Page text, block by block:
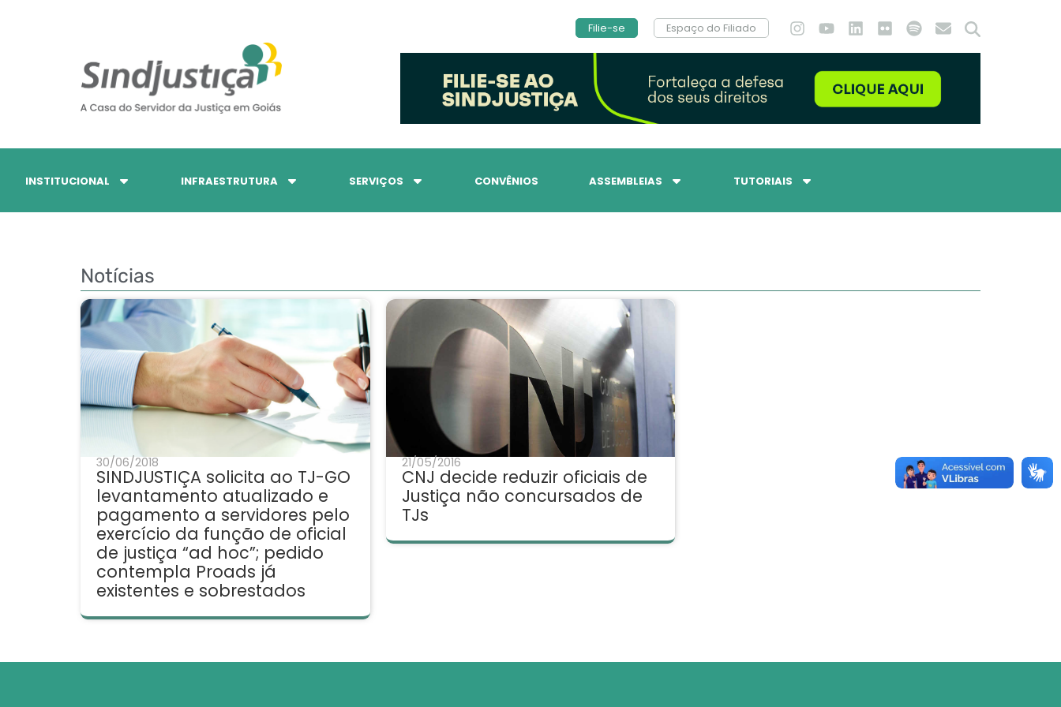
Filie-se Espaço do Filiado
INSTITUCIONAL INFRAESTRUTURA SERVIÇOS CONVÊNIOS ASSEMBLEIAS TUTORIAIS
Notícias
30/06/2018
SINDJUSTIÇA solicita ao TJ-GO
levantamento atualizado e
pagamento a servidores pelo
exercício da função de oficial
de justiça “ad hoc”; pedido
contempla Proads já
existentes e sobrestados
21/05/2016
CNJ decide reduzir oficiais de
Justiça não concursados de
TJs